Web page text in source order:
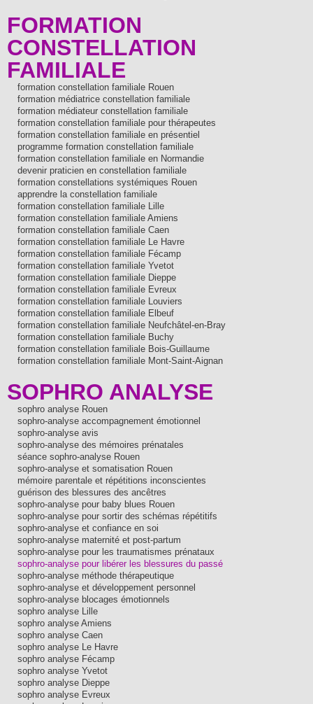
FORMATION
CONSTELLATION
FAMILIALE
formation constellation familiale Rouen
formation médiatrice constellation familiale
formation médiateur constellation familiale
formation constellation familiale pour thérapeutes
formation constellation familiale en présentiel
programme formation constellation familiale
formation constellation familiale en Normandie
devenir praticien en constellation familiale
formation constellations systémiques Rouen
apprendre la constellation familiale
formation constellation familiale Lille
formation constellation familiale Amiens
formation constellation familiale Caen
formation constellation familiale Le Havre
formation constellation familiale Fécamp
formation constellation familiale Yvetot
formation constellation familiale Dieppe
formation constellation familiale Evreux
formation constellation familiale Louviers
formation constellation familiale Elbeuf
formation constellation familiale Neufchâtel-en-Bray
formation constellation familiale Buchy
formation constellation familiale Bois-Guillaume
formation constellation familiale Mont-Saint-Aignan
SOPHRO ANALYSE
sophro analyse Rouen
sophro-analyse accompagnement émotionnel
sophro-analyse avis
sophro-analyse des mémoires prénatales
séance sophro-analyse Rouen
sophro-analyse et somatisation Rouen
mémoire parentale et répétitions inconscientes
guérison des blessures des ancêtres
sophro-analyse pour baby blues Rouen
sophro-analyse pour sortir des schémas répétitifs
sophro-analyse et confiance en soi
sophro-analyse maternité et post-partum
sophro-analyse pour les traumatismes prénataux
sophro-analyse pour libérer les blessures du passé
sophro-analyse méthode thérapeutique
sophro-analyse et développement personnel
sophro-analyse blocages émotionnels
sophro analyse Lille
sophro analyse Amiens
sophro analyse Caen
sophro analyse Le Havre
sophro analyse Fécamp
sophro analyse Yvetot
sophro analyse Dieppe
sophro analyse Evreux